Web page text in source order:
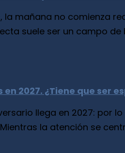
la mañana no comienza
suele ser un campo
en 2027. ¿Tiene que ser
llega en 2027:
la atención se